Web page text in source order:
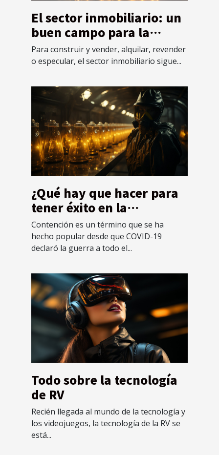
El sector inmobiliario: un
buen campo para la
inversión
Para construir y vender, alquilar, revender
o especular, el sector inmobiliario sigue...
¿Qué hay que hacer para
tener éxito en la
contención?
Contención es un término que se ha
hecho popular desde que COVID-19
declaró la guerra a todo el...
Todo sobre la tecnología
de RV
Recién llegada al mundo de la tecnología y
los videojuegos, la tecnología de la RV se
está...